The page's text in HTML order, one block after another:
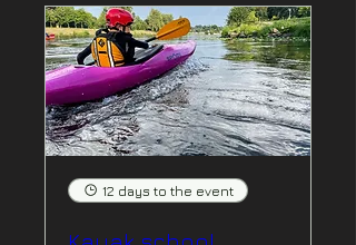
12 days to the event